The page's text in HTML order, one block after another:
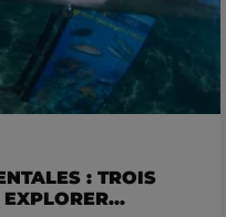
: TROIS